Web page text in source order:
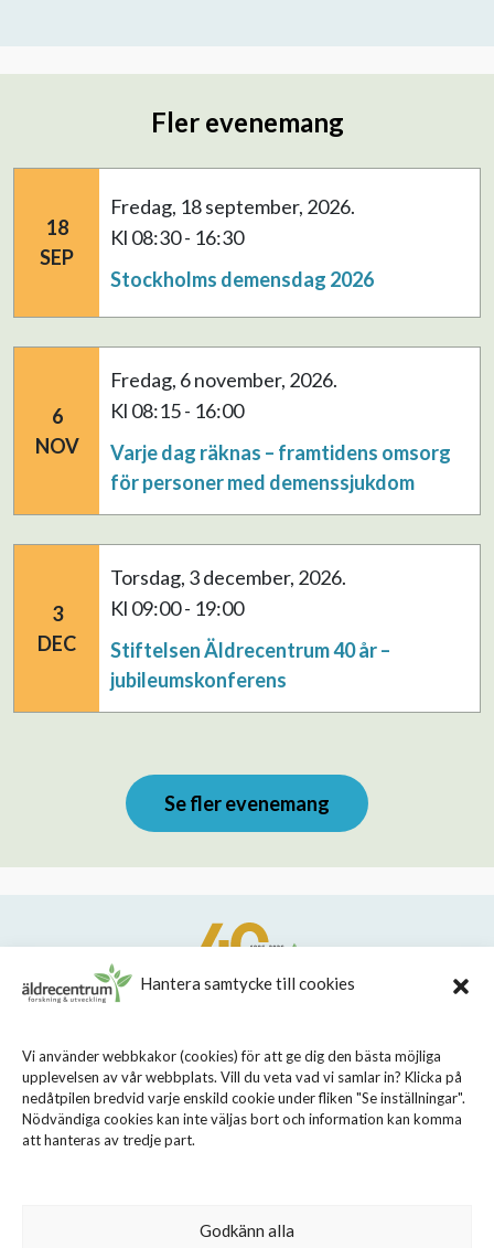
Hantera samtycke till cookies
Vi använder webbkakor (cookies) för att ge dig den bästa möjliga
upplevelsen av vår webbplats. Vill du veta vad vi samlar in? Klicka på
nedåtpilen bredvid varje enskild cookie under fliken "Se inställningar".
Nödvändiga cookies kan inte väljas bort och information kan komma
att hanteras av tredje part.
Godkänn alla
Fler evenemang
18
SEP
fredag, 18 september, 2026.
kl 08:30 - 16:30
Stockholms demensdag 2026
6
NOV
fredag, 6 november, 2026.
kl 08:15 - 16:00
Varje dag räknas – framtidens omsorg
för personer med demenssjukdom
3
DEC
torsdag, 3 december, 2026.
kl 09:00 - 19:00
Stiftelsen Äldrecentrum 40 år –
jubileumskonferens
Se fler evenemang
Sveavägen 155, 113 46 Stockholm
08 - 690 58 00
info@aldrecentrum.se
Talande webb